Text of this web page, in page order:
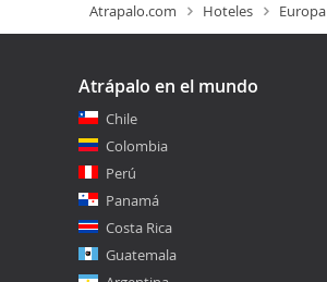
Atrapalo.com Hoteles Europa
Atrápalo en el mundo
Chile
Colombia
Perú
Panamá
Costa Rica
Guatemala